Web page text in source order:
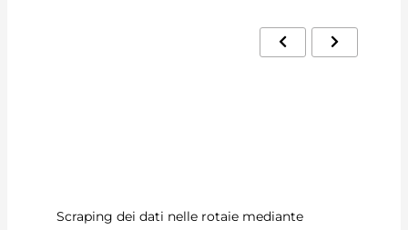
Scraping dei dati nelle rotaie mediante